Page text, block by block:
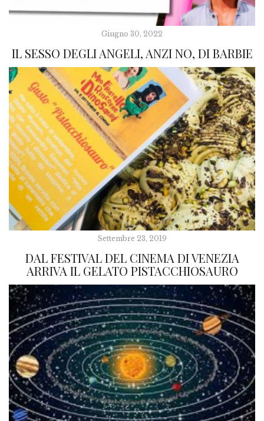
Giugno 30, 2022
IL SESSO DEGLI ANGELI, ANZI NO, DI BARBIE
Settembre 23, 2019
DAL FESTIVAL DEL CINEMA DI VENEZIA
ARRIVA IL GELATO PISTACCHIOSAURO